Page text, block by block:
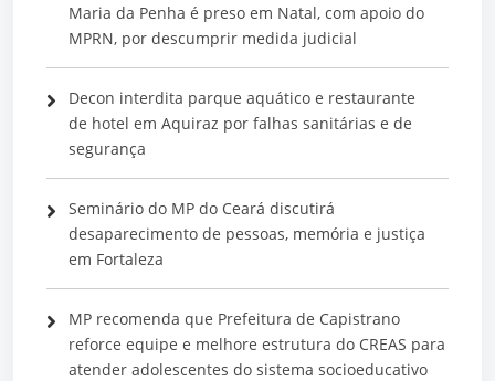
Maria da Penha é preso em Natal, com apoio do
MPRN, por descumprir medida judicial
Decon interdita parque aquático e restaurante
de hotel em Aquiraz por falhas sanitárias e de
segurança
Seminário do MP do Ceará discutirá
desaparecimento de pessoas, memória e justiça
em Fortaleza
MP recomenda que Prefeitura de Capistrano
reforce equipe e melhore estrutura do CREAS para
atender adolescentes do sistema socioeducativo